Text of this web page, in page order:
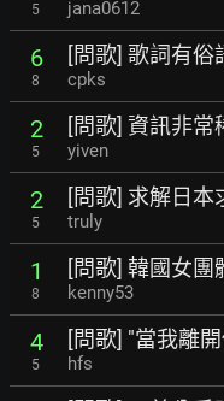
5 jana0612
6
8
[問歌] 歌詞有俗
cpks
2
5
[問歌] 資訊非
yiven
2
5
[問歌] 求解日本
truly
1
8
[問歌] 韓國女團
kenny53
4
5
[問歌] "當我離
hfs